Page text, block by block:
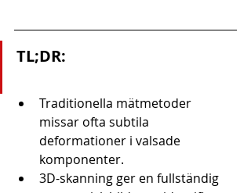
TL;DR:
Traditionella mätmetoder
missar ofta subtila
deformationer i valsade
komponenter.
3D-skanning ger en fullständig